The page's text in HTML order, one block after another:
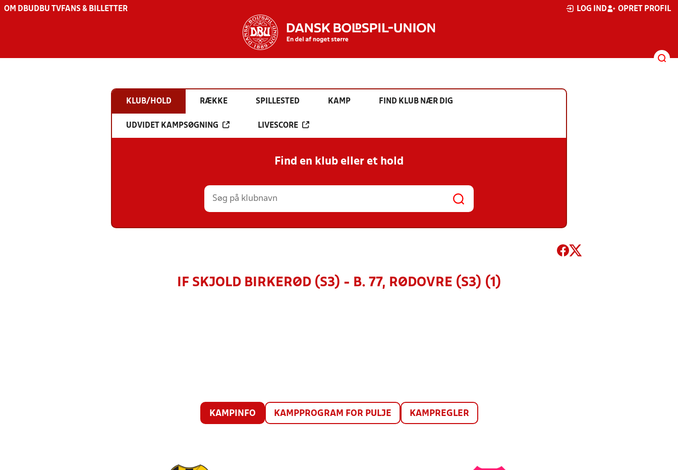
OM DBU DBU TV FANS & BILLETTER LOG IND OPRET PROFIL
KLUB/HOLD RÆKKE SPILLESTED KAMP FIND KLUB NÆR DIG
UDVIDET KAMPSØGNING LIVESCORE
Find en klub eller et hold
IF SKJOLD BIRKERØD (S3) - B. 77, RØDOVRE (S3) (1)
KAMPINFO KAMPPROGRAM FOR PULJE KAMPREGLER